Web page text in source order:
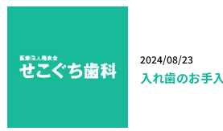
2024/08/23
入れ歯のお手